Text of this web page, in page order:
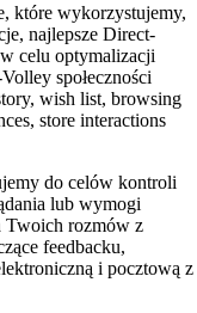
które wykorzystujemy,
najlepsze Direct-
celu optymalizacji
społeczności
wish list, browsing
store interactions
do celów kontroli
lub wymogi
Twoich rozmów z
feedbacku,
i pocztową z